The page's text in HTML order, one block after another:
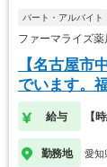
パート・アルバイト
ファーマライズ
【名古屋市
でいます。
ト＞
給与 【
勤務地 愛知